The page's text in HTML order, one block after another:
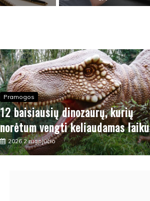
Pramogos
12 baisiausių dinozaurų, kurių
norėtum vengti keliaudamas laiku
2026 2 rugpjūčio